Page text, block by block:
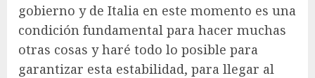
gobierno y de Italia en este momento es una
condición fundamental para hacer muchas
otras cosas y haré todo lo posible para
garantizar esta estabilidad, para llegar al